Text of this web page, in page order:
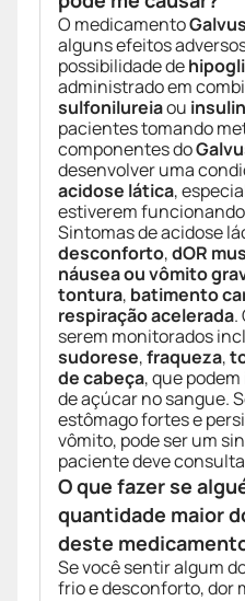
O medicamento
alguns efeitos
possibilidade de
administrado em
sulfonilureiaou
pacientes tomando
componentes do
desenvolver uma
acidose lática,
estiverem
Sintomas de acidose
desconforto,dOR
náusea ou vômito
tontura, batimento
respiração acelerada.
serem monitorados
sudorese,fraqueza,
de cabeça, que
de açúcar no sangue.
estômago fortes e
vômito, pode ser um
paciente deve
O que fazer se
quantidade maior
deste
Se você sentir algum
frio e desconforto, dor